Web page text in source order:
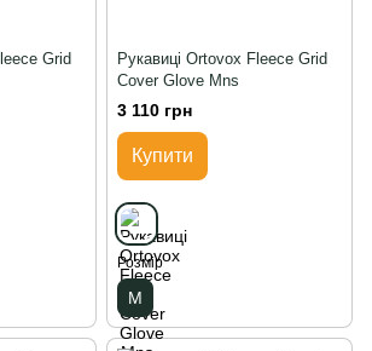
Grid
Рукавиці Ortovox Fleece Grid
Cover Glove Mns
3 110 грн
Купити
Розмір
M